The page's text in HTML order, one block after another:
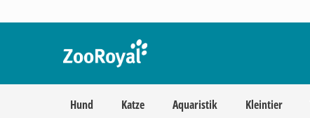
Hund Katze Aquaristik Kleintier